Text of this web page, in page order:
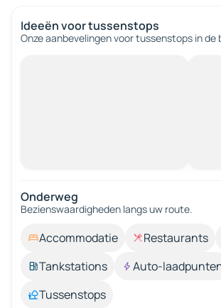
Ideeën voor tussenstops
Onze aanbevelingen voor tussenstops in de
Onderweg
Bezienswaardigheden langs uw route.
Accommodatie Restaurants
Tankstations
Auto-
Tussenstops